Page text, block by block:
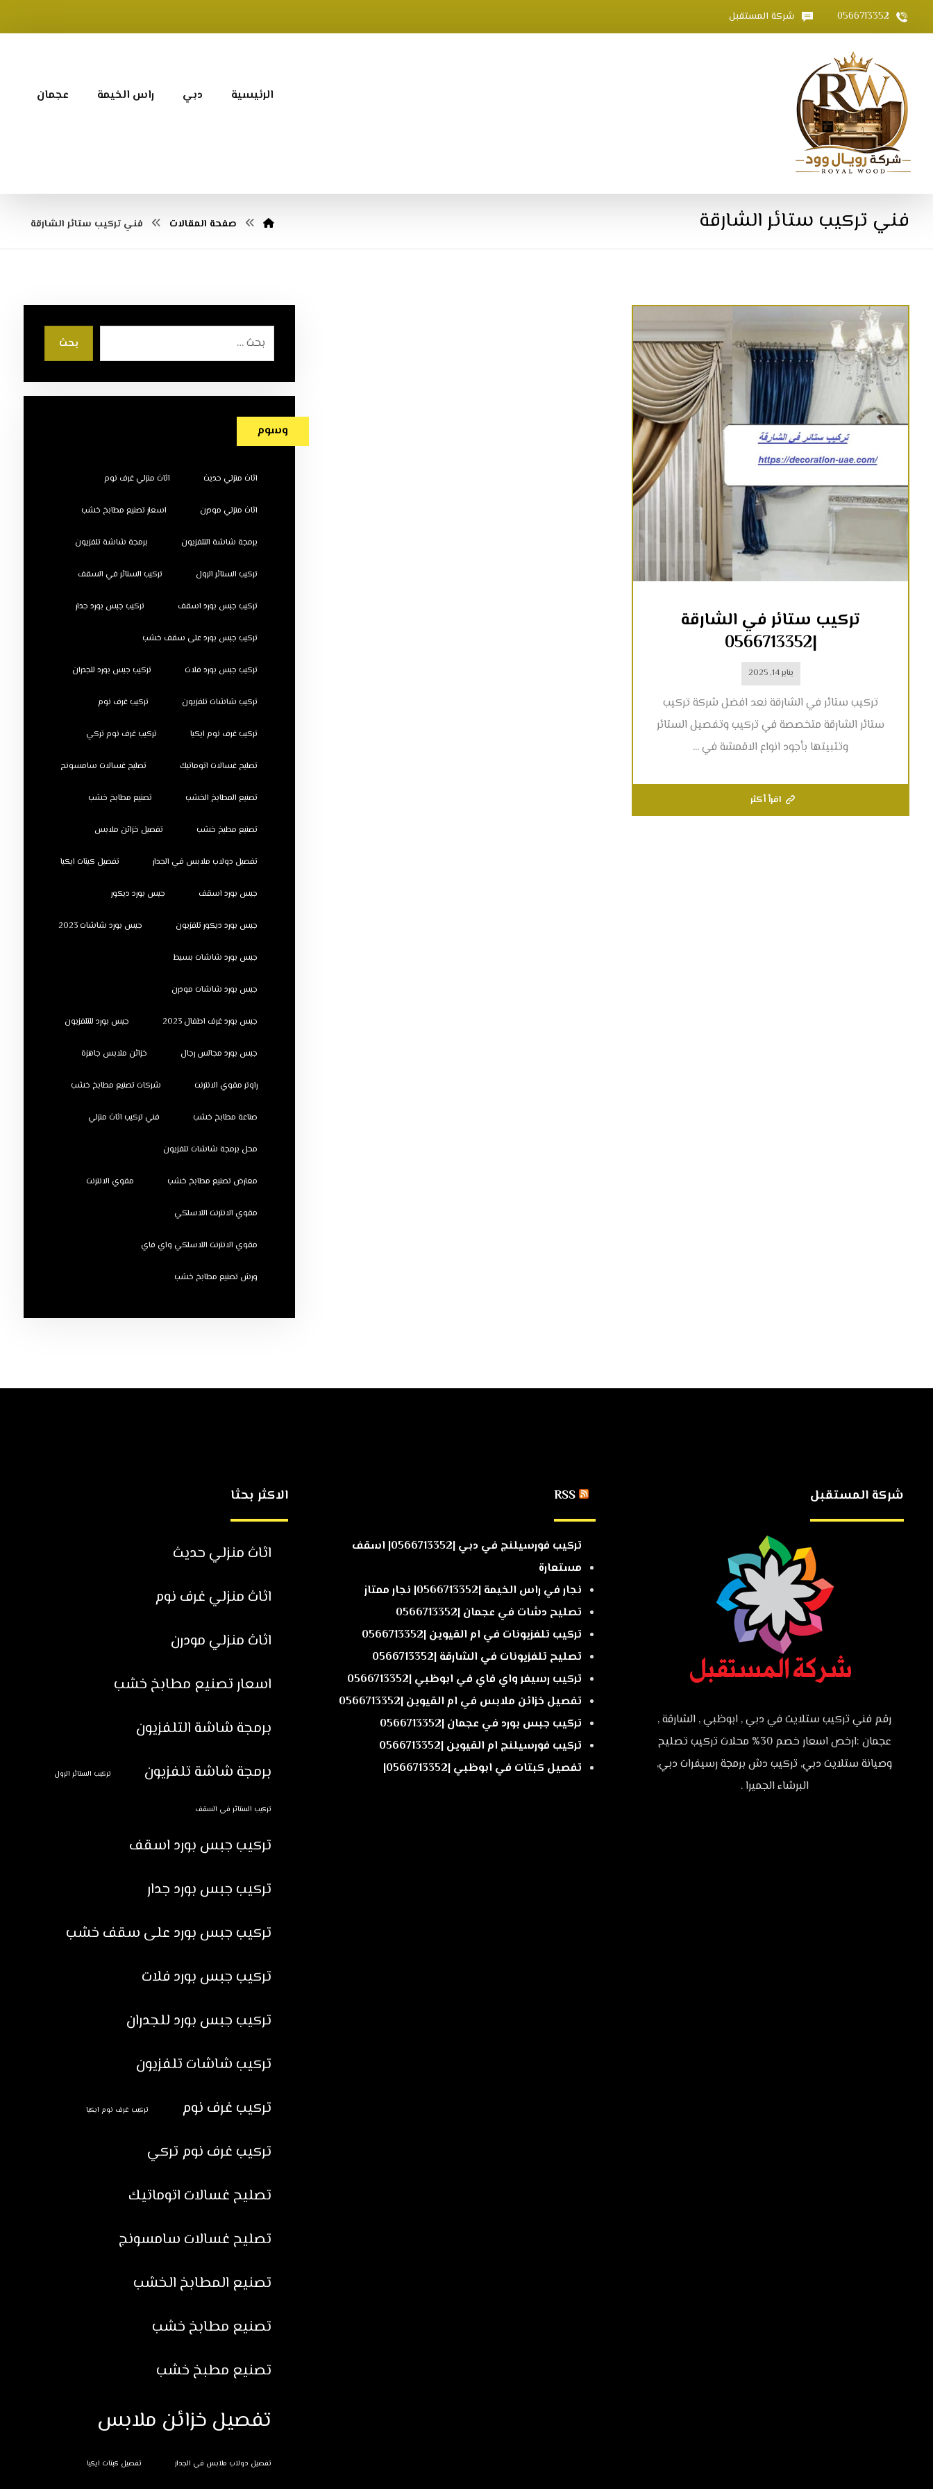
0566713352 شركة المستقبل
الرئيسية دبي راس الخيمة عجمان
فني تركيب ستائر الشارقة صفحة المقالات فني تركيب ستائر الشارقة
تركيب ستائر في الشارقة
|0566713352
يناير 14, 2025
تركيب ستائر في الشارقة نعد افضل شركة تركيب
ستائر الشارقة متخصصة في تركيب وتفصيل الستائر
وتثبيتها بأجود انواع الاقمشة في ...
اقرأ أكثر
بحث
وسوم
اثاث منزلي حديث اثاث منزلي غرف نوم
اثاث منزلي مودرن اسعار تصنيع مطابخ خشب
برمجة شاشة التلفزيون برمجة شاشة تلفزيون
تركيب الستائر الرول تركيب الستائر في السقف
تركيب جبس بورد اسقف تركيب جبس بورد جدار
تركيب جبس بورد على سقف خشب
تركيب جبس بورد فلات تركيب جبس بورد للجدران
تركيب شاشات تلفزيون تركيب غرف نوم
تركيب غرف نوم ايكيا تركيب غرف نوم تركي
تصليح غسالات اتوماتيك تصليح غسالات سامسونج
تصنيع المطابخ الخشب تصنيع مطابخ خشب
تصنيع مطبخ خشب تفصيل خزائن ملابس
تفصيل دولاب ملابس في الجدار تفصيل كبتات ايكيا
جبس بورد اسقف جبس بورد ديكور
جبس بورد ديكور تلفزيون جبس بورد شاشات 2023
جبس بورد شاشات بسيط
جبس بورد شاشات مودرن
جبس بورد غرف اطفال 2023 جبس بورد للتلفزيون
جبس بورد مجالس رجال خزائن ملابس جاهزة
راوتر مقوي الانترنت شركات تصنيع مطابخ خشب
صناعة مطابخ خشب فني تركيب اثاث منزلي
محل برمجة شاشات تلفزيون
معارض تصنيع مطابخ خشب مقوي الانترنت
مقوي الانترنت اللاسلكي
مقوي الانترنت اللاسلكي واي فاي
ورش تصنيع مطابخ خشب
شركة المستقبل
رقم فني تركيب ستلايت في دبي , ابوظبي , الشارقة ,
عجمان :ارخص اسعار خصم 30% محلات تركيب تصليح
وصيانة ستلايت دبي, تركيب دش برمجة رسيفرات دبي,
البرشاء الجميرا .
RSS
تركيب فورسيلنج في دبي |0566713352| اسقف
مستعارة
نجار في راس الخيمة |0566713352| نجار ممتاز
تصليح دشات في عجمان |0566713352
تركيب تلفزيونات في ام القيوين |0566713352
تصليح تلفزيونات في الشارقة |0566713352
تركيب رسيفر واي فاي في ابوظبي |0566713352
تفصيل خزائن ملابس في ام القيوين |0566713352
تركيب جبس بورد في عجمان |0566713352
تركيب فورسيلنج ام القيوين |0566713352
تفصيل كبتات في ابوظبي |0566713352|
الاكثر بحثا
اثاث منزلي حديث
اثاث منزلي غرف نوم
اثاث منزلي مودرن
اسعار تصنيع مطابخ خشب
برمجة شاشة التلفزيون
برمجة شاشة تلفزيون
تركيب الستائر الرول
تركيب الستائر في السقف
تركيب جبس بورد اسقف
تركيب جبس بورد جدار
تركيب جبس بورد على سقف خشب
تركيب جبس بورد فلات
تركيب جبس بورد للجدران
تركيب شاشات تلفزيون
تركيب غرف نوم
تركيب غرف نوم ايكيا
تركيب غرف نوم تركي
تصليح غسالات اتوماتيك
تصليح غسالات سامسونج
تصنيع المطابخ الخشب
تصنيع مطابخ خشب
تصنيع مطبخ خشب
تفصيل خزائن ملابس
تفصيل دولاب ملابس في الجدار تفصيل كبتات ايكيا